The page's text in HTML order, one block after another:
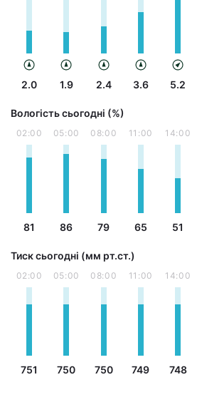
2.0 1.9 2.4 3.6 5.2
Вологість сьогодні (%)
02:00
81
05:00
86
08:00
79
11:00
65
14:00
51
Тиск сьогодні (мм рт.ст.)
02:00
751
05:00
750
08:00
750
11:00
749
14:00
748